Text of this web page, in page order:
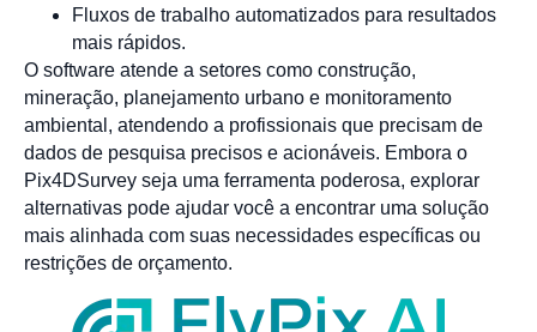
Fluxos de trabalho automatizados para resultados
mais rápidos.
O software atende a setores como construção,
mineração, planejamento urbano e monitoramento
ambiental, atendendo a profissionais que precisam de
dados de pesquisa precisos e acionáveis. Embora o
Pix4DSurvey seja uma ferramenta poderosa, explorar
alternativas pode ajudar você a encontrar uma solução
mais alinhada com suas necessidades específicas ou
restrições de orçamento.